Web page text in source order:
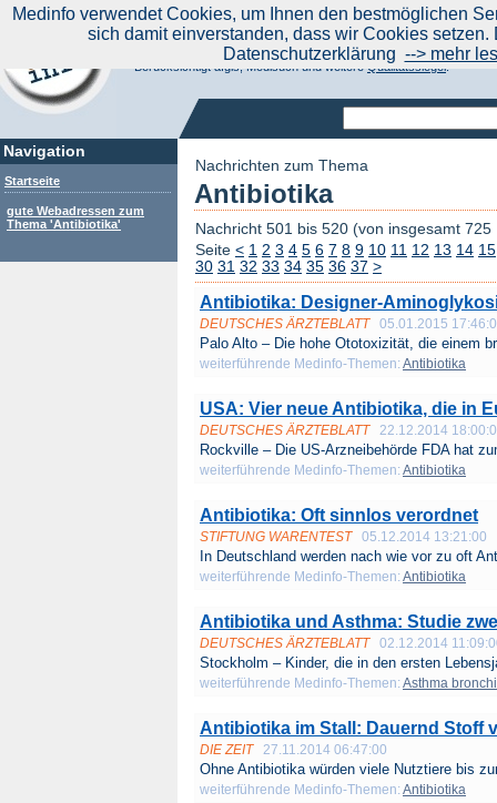
Navigation
Startseite
gute Webadressen zum
Thema 'Antibiotika'
Aktuelle Nachrichten|
Suchen Sie noch oder Finden Sie schon?
Medinfo.de - Meta-Portal für Gesundheitsthemen
Berücksichtigt afgis, Medisuch und weitereQualitätssiegel.
Nachrichten zum Thema
Antibiotika
Nachricht 501 bis 520 (von insgesamt
Seite < 1 2 3 4 5 6 7 8 9 10 11 12 13 14 15
30 31 32 33 34 35 36 37 >
Antibiotika: Designer-
DEUTSCHES ÄRZTEBLATT 05.01.2015
Palo Alto – Die hohe Ototoxizität, die einem
weiterführende Medinfo-Themen: Antibiotika
USA: Vier neue Antibiotika, die in
DEUTSCHES ÄRZTEBLATT 22.12.2014
Rockville – Die US-Arzneibehörde FDA hat
weiterführende Medinfo-Themen: Antibiotika
Antibiotika: Oft sinnlos verordnet
STIFTUNG WARENTEST 05.12.2014 13:21:00
In Deutsch­land werden nach wie vor zu oft
weiterführende Medinfo-Themen: Antibiotika
Antibiotika und Asthma: Studie
DEUTSCHES ÄRZTEBLATT 02.12.2014
Stockholm – Kinder, die in den ersten
weiterführende Medinfo-Themen: Asthma
Antibiotika im Stall: Dauernd Stoff
DIE ZEIT 27.11.2014 06:47:00
Ohne Antibiotika würden viele Nutztiere bis
weiterführende Medinfo-Themen: Antibiotika
Medinfo verwendet Cookies, um Ihnen den bestmöglichen
sich damit einverstanden, dass wir Cookies
Datenschutzerklärung --> mehr